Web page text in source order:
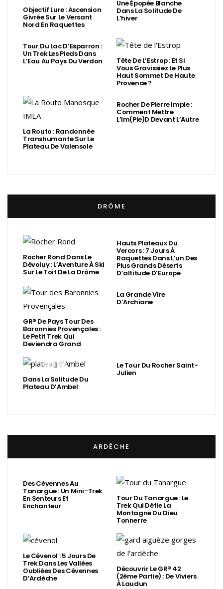
Objectif Lure : Ascension
Givrée Sur Le Versant
Nord En Raquettes
Une Épopée Blanche
Dans La Solitude De
L’hiver
Tour Du Lac D’Esparron :
Un Trek Les Pieds Dans
L’Eau Au Pays Du Verdon Tête De L’Estrop : Et Si
Vous Gravissiez Le Plus
Haut Sommet De Haute
Provence ?
La Routo : Randonnée
Transhumante Sur Le
Plateau De Valensole
Rocher De Pierre Impie :
Comment Mettre
L’Im(Pie)d Devant L’Autre
DRÔME
Rocher Rond Dans Le
Dévoluy : L’Aventure À Ski
Sur Le Toit De La Drôme
Hauts Plateaux Du
Vercors : 7 Jours À
Raquettes Dans L’un Des
Plus Grands Déserts
D’altitude D’Europe
GR® De Pays Tour Des
Baronnies Provençales :
Le Petit Trek Qui
Deviendra Grand
La Grande Vire
D’Archiane
Dans La Solitude Du
Plateau D’Ambel
Le Tour Du Rocher Saint-
Julien
ARDÈCHE
Des Cévennes Au
Tanargue : Un Mini-Trek
En Senteurs Et
Enchanteur
Tour Du Tanargue : Le
Trek Qui Défie La
Montagne Du Dieu
Tonnerre
Le Cévenol : 5 Jours De
Trek Dans Les Vallées
Oubliées Des Cévennes
D’Ardèche
Découvrir Le GR® 42
(2ème Partie) : De Viviers
À Laudun